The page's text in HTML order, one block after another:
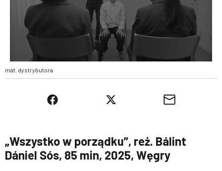
mat. dystrybutora
„Wszystko w porządku”, reż. Bálint
Dániel Sós, 85 min, 2025, Węgry